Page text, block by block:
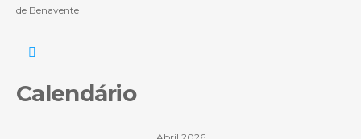
de Benavente
Calendário